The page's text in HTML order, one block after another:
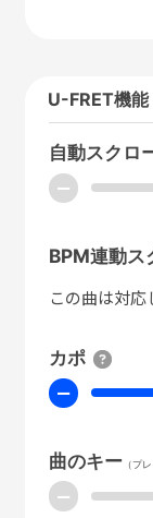
U-FRET機能
自動スクロ
ー
BPM連動ス
この曲は対
カポ
ー
曲のキー（プレ
ー